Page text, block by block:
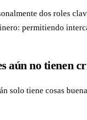
dos roles
permitiendo
aún no tienen
solo tiene cosas